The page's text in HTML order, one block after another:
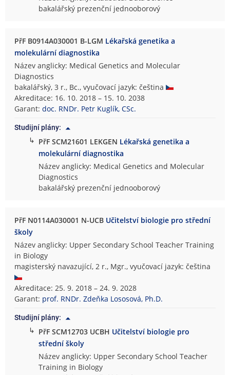
bakalářský prezenční jednooborový
PřF B0914A030001 B-LGM Lékařská genetika a
molekulární diagnostika
Název anglicky: Medical Genetics and Molecular
Diagnostics
bakalářský, 3 r., Bc., vyučovací jazyk: čeština
Akreditace: 16. 10. 2018 – 15. 10. 2038
Garant:doc. RNDr. Petr Kuglík, CSc.
Studijní plány:
↳ PřF SCM21601 LEKGEN Lékařská genetika a
molekulární diagnostika
Název anglicky: Medical Genetics and Molecular
Diagnostics
bakalářský prezenční jednooborový
PřF N0114A030001 N-UCB Učitelství biologie pro střední
školy
Název anglicky: Upper Secondary School Teacher Training
in Biology
magisterský navazující, 2 r., Mgr., vyučovací jazyk: čeština
Akreditace: 25. 9. 2018 – 24. 9. 2028
Garant: prof. RNDr. Zdeňka Lososová, Ph.D.
Studijní plány:
↳ PřF SCM12703 UCBH Učitelství biologie pro
střední školy
Název anglicky: Upper Secondary School Teacher
Training in Biology